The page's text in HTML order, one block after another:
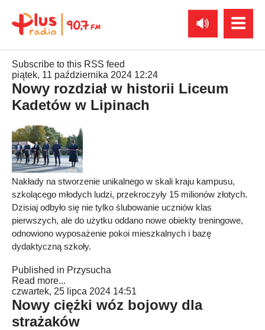
Subscribe to this RSS feed
piątek, 11 października 2024 12:24
Nowy rozdział w historii Liceum
Kadetów w Lipinach
Nakłady na stworzenie unikalnego w skali kraju kampusu,
szkolącego młodych ludzi, przekroczyły 15 milionów złotych.
Dzisiaj odbyło się nie tylko ślubowanie uczniów klas
pierwszych, ale do użytku oddano nowe obiekty treningowe,
odnowiono wyposażenie pokoi mieszkalnych i bazę
dydaktyczną szkoły.
Published in Przysucha
Read more...
czwartek, 25 lipca 2024 14:51
Nowy ciężki wóz bojowy dla
strażaków